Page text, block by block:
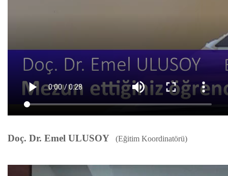
Doç. Dr. Emel ULUSOY (Eğitim Koordinatörü)